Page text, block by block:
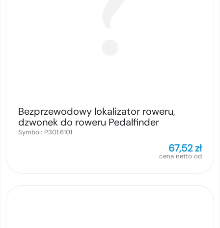
Bezprzewodowy lokalizator roweru,
dzwonek do roweru Pedalfinder
Symbol: P301.6101
67,52zł
cena netto od